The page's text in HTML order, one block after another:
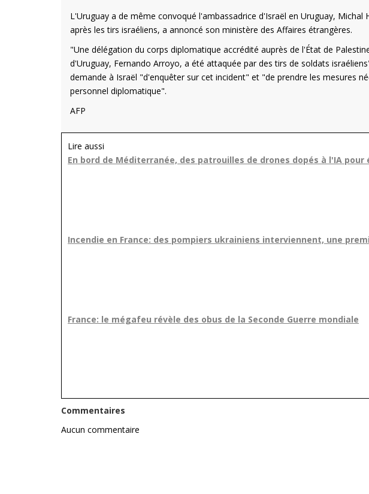
L'Uruguay a de même convoqué l'ambassadrice d'Israël en Uruguay,
après les tirs israéliens, a annoncé son ministère des Affaires étrangères.
"Une délégation du corps diplomatique accrédité auprès de l'État de
d'Uruguay, Fernando Arroyo, a été attaquée par des tirs de soldats
demande à Israël "d'enquêter sur cet incident" et "de prendre les mesures
personnel diplomatique".
AFP
Lire aussi
En bord de Méditerranée, des patrouilles de drones dopés à l'IA pour
Incendie en France: des pompiers ukrainiens interviennent, une
France: le mégafeu révèle des obus de la Seconde Guerre mondiale
Commentaires
Aucun commentaire